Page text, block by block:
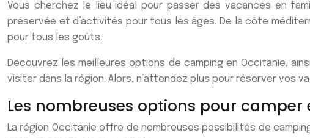
Vous cherchez le lieu idéal pour passer des vacances en
préservée et d’activités pour tous les âges. De la côte
pour tous les goûts.
Découvrez les meilleures options de camping en Occitanie,
visiter dans la région. Alors, n’attendez plus pour réserver vos
Les nombreuses options pour camper
La région Occitanie offre de nombreuses possibilités de